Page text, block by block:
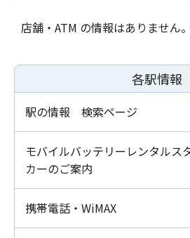
店舗・ATM の情報はありません。
各駅情報
駅の情報 検索ページ
モバイルバッテリーレンタルス
カーのご案内
携帯電話・WiMAX